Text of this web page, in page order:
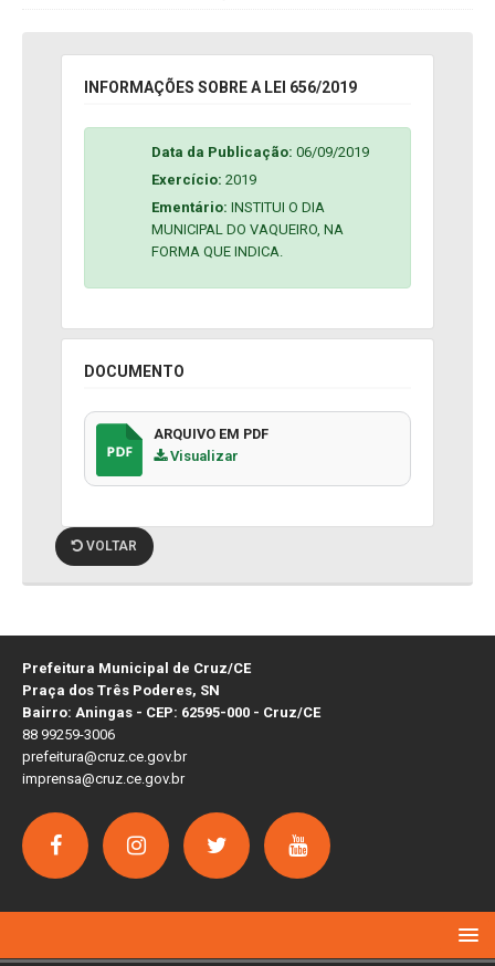
INFORMAÇÕES SOBRE A LEI 656/2019
Data da Publicação: 06/09/2019
Exercício: 2019
Ementário: INSTITUI O DIA
MUNICIPAL DO VAQUEIRO, NA
FORMA QUE INDICA.
DOCUMENTO
ARQUIVO EM PDF
Visualizar
VOLTAR
Prefeitura Municipal de Cruz/CE
Praça dos Três Poderes, SN
Bairro: Aningas - CEP: 62595-000 - Cruz/CE
88 99259-3006
prefeitura@cruz.ce.gov.br
imprensa@cruz.ce.gov.br